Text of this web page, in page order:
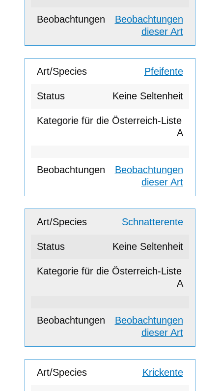
Beobachtungen
dieser Art
Pfeifente
Keine Seltenheit
A
Beobachtungen
dieser Art
Schnatterente
Keine Seltenheit
A
Beobachtungen
dieser Art
Krickente